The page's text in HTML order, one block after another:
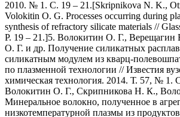
2010. № 1. С. 19 – 21.[Skripnikova N. K.,
Volokitin O. G. Processes occurring during
synthesis of refractory silicate materials //
P. 19 – 21.]5. Волокитин О. Г.,
О. Г. и др. Получение силикатных
силикатным модулем из кварц-
по плазменной технологии // Известия
химическая технология. 2014. Т. 57, № 1.
Волокитин О. Г., Скрипникова Н. К.,
Минеральное волокно, полученное в
низкотемпературной плазмы из